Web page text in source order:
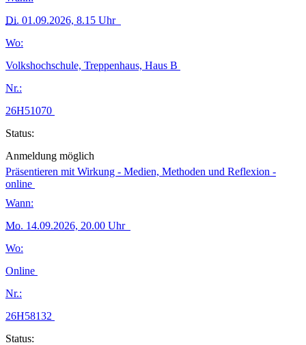
Di. 01.09.2026, 8.15 Uhr
Wo:
Volkshochschule, Treppenhaus, Haus B
Nr.:
26H51070
Status:
Anmeldung möglich
Präsentieren mit Wirkung - Medien, Methoden und Reflexion -
online
Wann:
Mo. 14.09.2026, 20.00 Uhr
Wo:
Online
Nr.:
26H58132
Status: